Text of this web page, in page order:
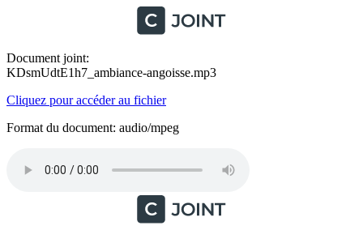
Document joint:
KDsmUdtE1h7_ambiance-angoisse.mp3
Cliquez pour accéder au fichier
Format du document: audio/mpeg